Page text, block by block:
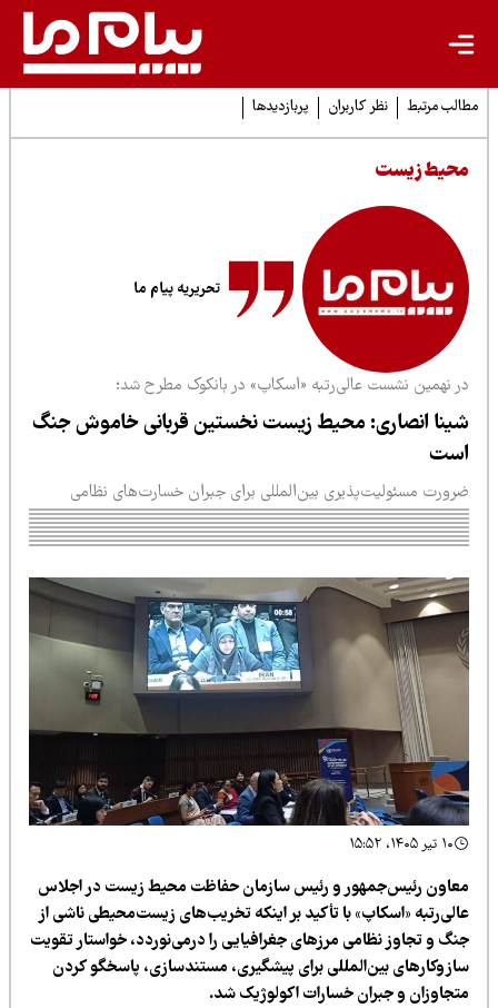
مرتبط نظر کاربران پربازدیدها
زیست
تحریریه پیام ما
نهمین نشست عالی‌رتبه «اسکاپ» در بانکوک مطرح شد؛
انصاری: محیط زیست نخستین قربانی خاموش جنگ
مسئولیت‌پذیری بین‌المللی برای جبران خسارت‌های نظامی
رئیس‌جمهور و رئیس سازمان حفاظت محیط زیست در اجلاس
«اسکاپ» با تأکید بر اینکه تخریب‌های زیست‌محیطی ناشی از
و تجاوز نظامی مرزهای جغرافیایی را درمی‌نوردد، خواستار تقویت
بین‌المللی برای پیشگیری، مستندسازی، پاسخگو کردن
و جبران خسارات اکولوژیک شد.